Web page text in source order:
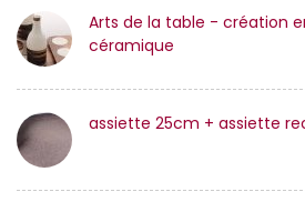
Arts de la table - création
céramique
assiette 25cm + assiette